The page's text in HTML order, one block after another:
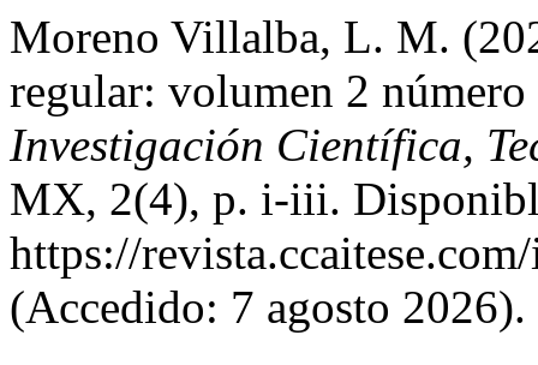
Moreno Villalba, L. M.
regular: volumen 2
Investigación Científica,
MX, 2(4), p. i-iii.
https://
(Accedido: 7 agosto 2026).